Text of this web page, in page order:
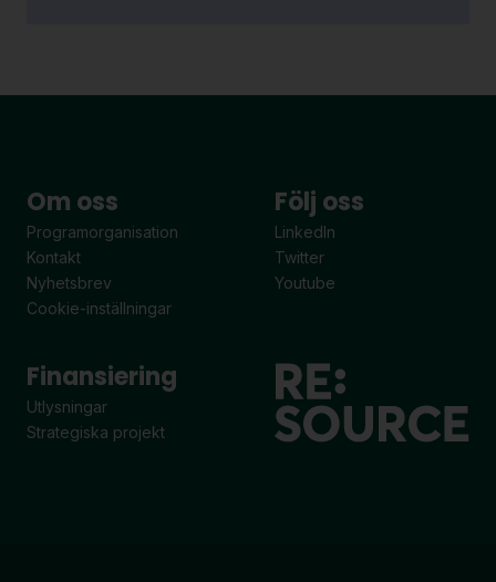
Om oss
Programorganisation
Kontakt
Nyhetsbrev
Cookie-inställningar
Följ oss
LinkedIn
Twitter
Youtube
Finansiering
Utlysningar
Strategiska projekt